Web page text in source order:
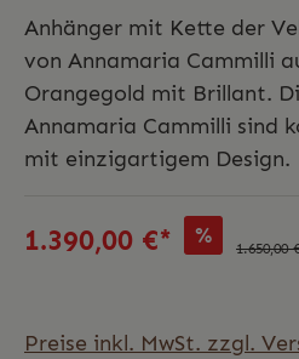
Anhänger mit Kette der
von Annamaria Cammilli
Orangegold mit Brillant.
Annamaria Cammilli sind
mit einzigartigem Design.
1.390,00 €* % 1.650,00
Preise inkl. MwSt. zzgl.